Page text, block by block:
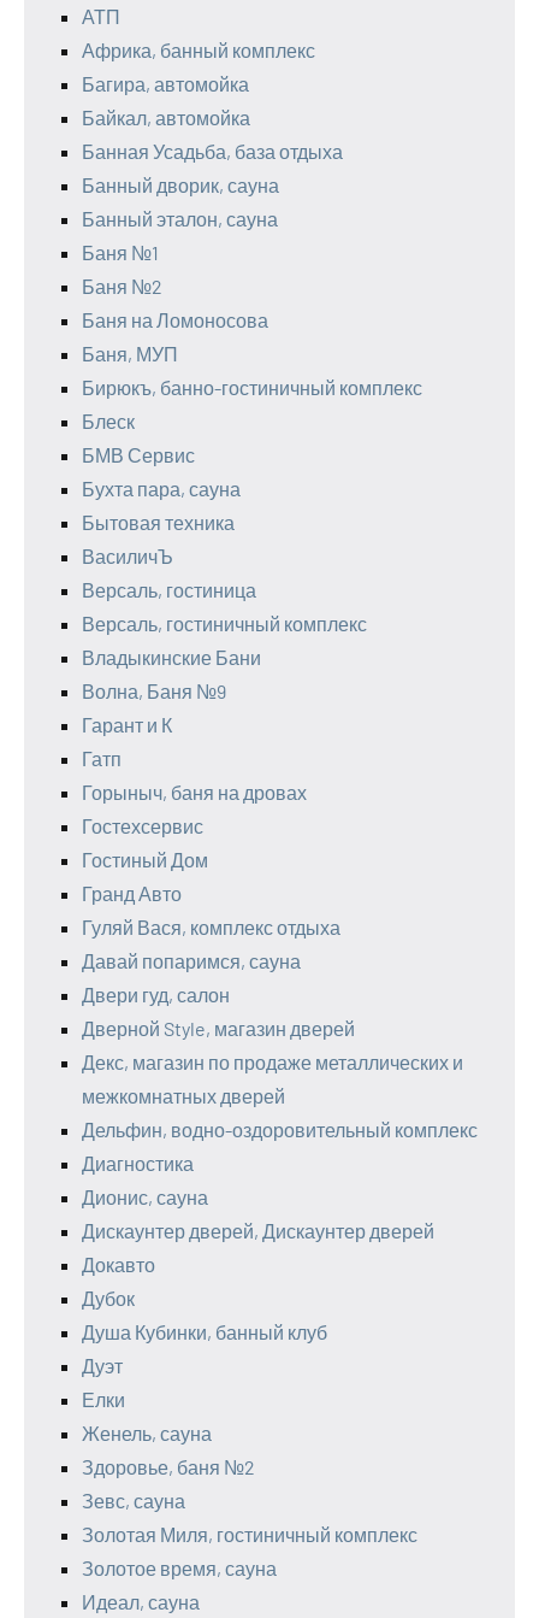
АТП
Африка, банный комплекс
Багира, автомойка
Байкал, автомойка
Банная Усадьба, база отдыха
Банный дворик, сауна
Банный эталон, сауна
Баня №1
Баня №2
Баня на Ломоносова
Баня, МУП
Бирюкъ, банно-гостиничный комплекс
Блеск
БМВ Сервис
Бухта пара, сауна
Бытовая техника
ВасиличЪ
Версаль, гостиница
Версаль, гостиничный комплекс
Владыкинские Бани
Волна, Баня №9
Гарант и К
Гатп
Горыныч, баня на дровах
Гостехсервис
Гостиный Дом
Гранд Авто
Гуляй Вася, комплекс отдыха
Давай попаримся, сауна
Двери гуд, салон
Дверной Style, магазин дверей
Декс, магазин по продаже металлических и
межкомнатных дверей
Дельфин, водно-оздоровительный комплекс
Диагностика
Дионис, сауна
Дискаунтер дверей, Дискаунтер дверей
Докавто
Дубок
Душа Кубинки, банный клуб
Дуэт
Елки
Женель, сауна
Здоровье, баня №2
Зевс, сауна
Золотая Миля, гостиничный комплекс
Золотое время, сауна
Идеал, сауна